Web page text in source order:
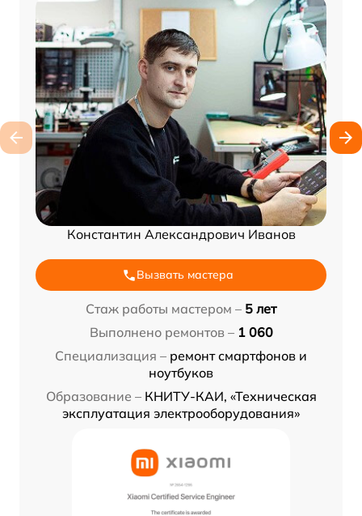
Константин Александрович Иванов
Вызвать мастера
Стаж работы мастером – 5 лет
Выполнено ремонтов – 1 060
Специализация – ремонт смартфонов и
ноутбуков
Образование – КНИТУ-КАИ, «Техническая
эксплуатация электрооборудования»